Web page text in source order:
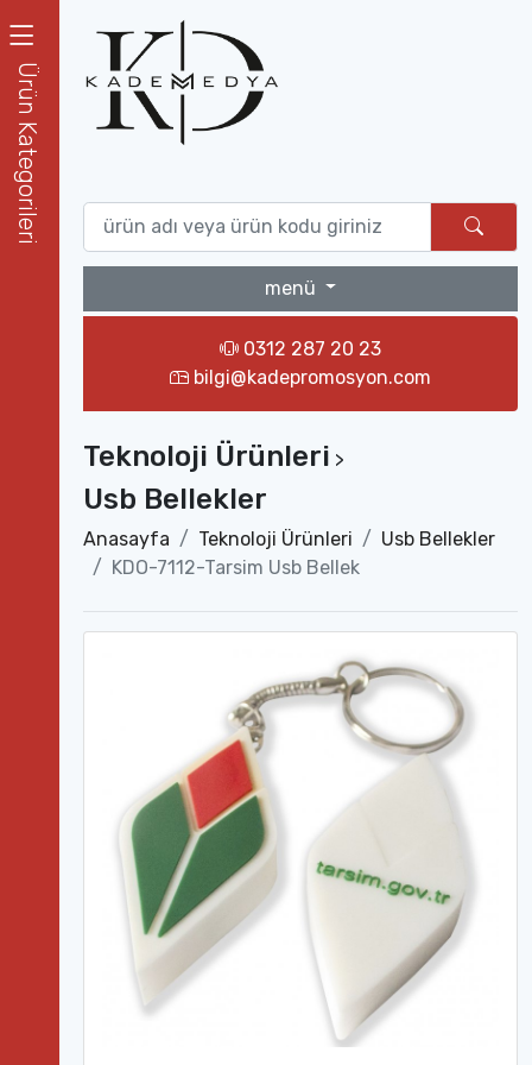
Ürün Kategorileri
menü
0312 287 20 23
bilgi@kadepromosyon.com
Teknoloji Ürünleri >
Usb Bellekler
Anasayfa Teknoloji Ürünleri
Usb Bellekler
KDO-7112-Tarsim Usb Bellek